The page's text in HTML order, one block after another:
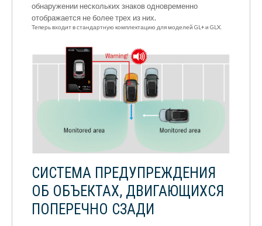
обнаружении нескольких знаков одновременно
отображается не более трех из них.
Теперь входит в стандартную комплектацию для моделей GL+ и GLX.
СИСТЕМА ПРЕДУПРЕЖДЕНИЯ
ОБ ОБЪЕКТАХ, ДВИГАЮЩИХСЯ
ПОПЕРЕЧНО СЗАДИ